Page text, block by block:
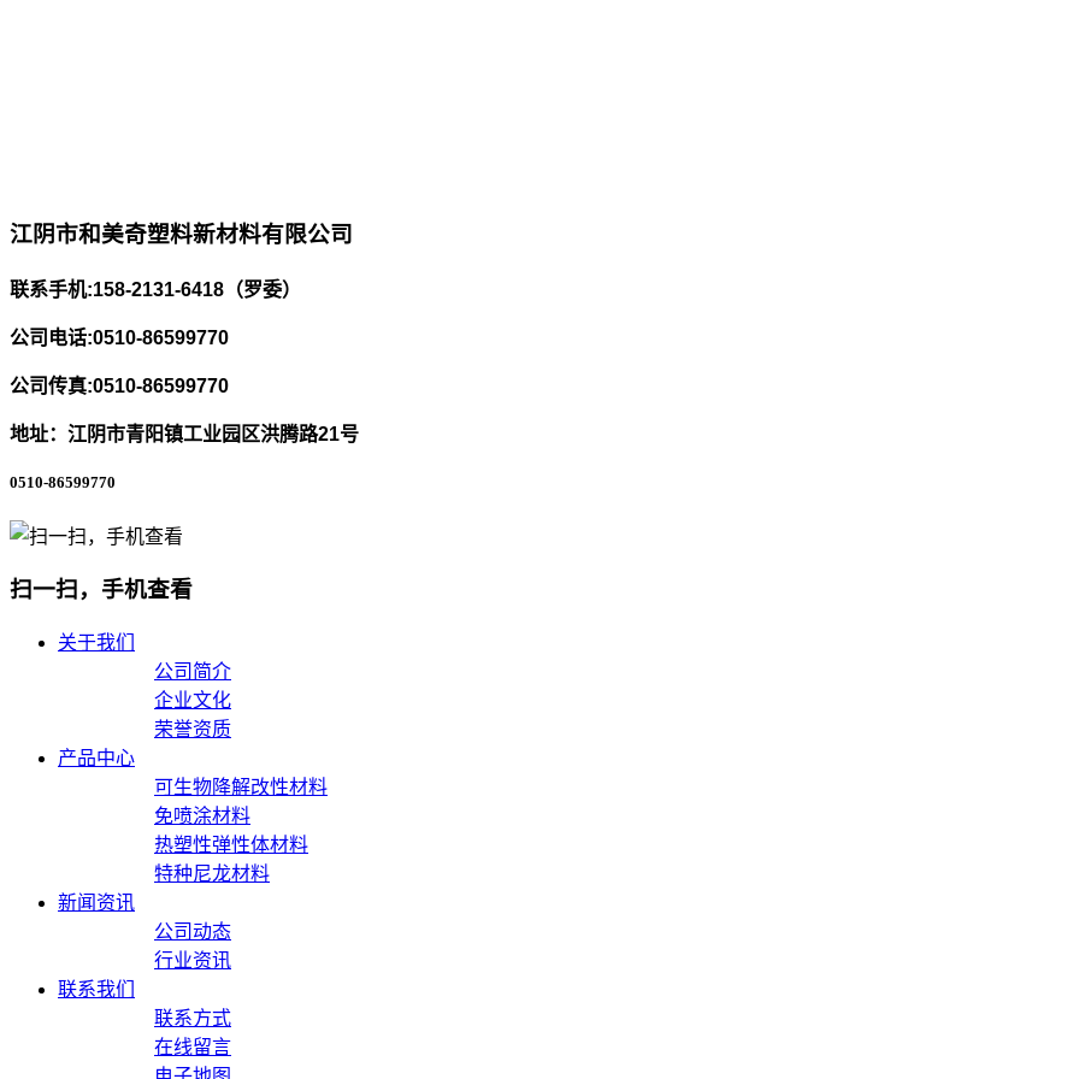
江阴市和美奇塑料新材料有限公司
联系手机:158-2131-6418（罗委）
公司电话:0510-86599770
公司传真:0510-86599770
地址：江阴市青阳镇工业园区洪腾路21号
0510-86599770
扫一扫，手机查看
关于我们
公司简介
企业文化
荣誉资质
产品中心
可生物降解改性材料
免喷涂材料
热塑性弹性体材料
特种尼龙材料
新闻资讯
公司动态
行业资讯
联系我们
联系方式
在线留言